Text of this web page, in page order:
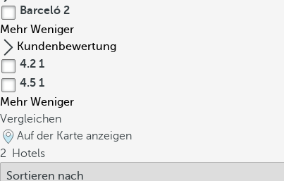
Barceló 2
Mehr Weniger
Kundenbewertung
4.2 1
4.5 1
Mehr Weniger
Vergleichen
Auf der Karte anzeigen
2
Hotels